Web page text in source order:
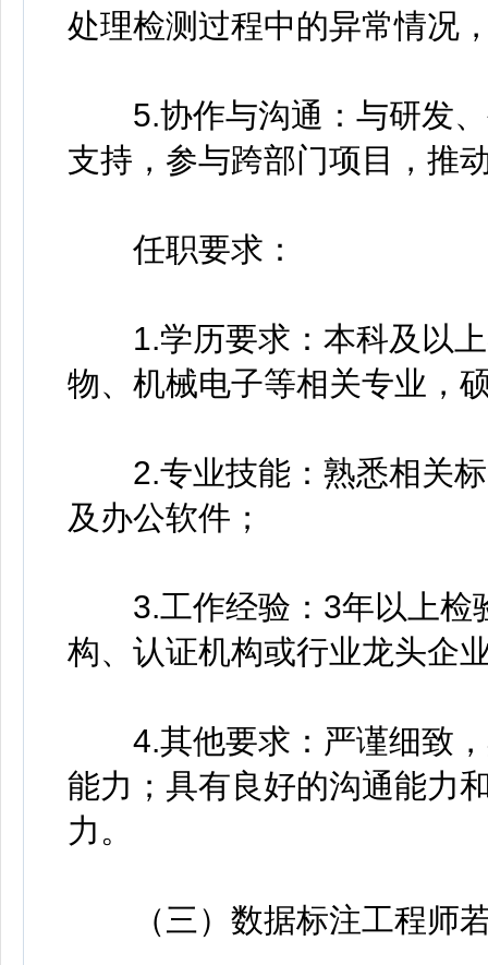
处理检测过程中的异常情况
5.协作与沟通：与研发、
支持，参与跨部门项目，推
任职要求：
1.学历要求：本科及以上
物、机械电子等相关专业，
2.专业技能：熟悉相关标
及办公软件；
3.工作经验：3年以上检
构、认证机构或行业龙头企
4.其他要求：严谨细致，
能力；具有良好的沟通能力
力。
（三）数据标注工程师